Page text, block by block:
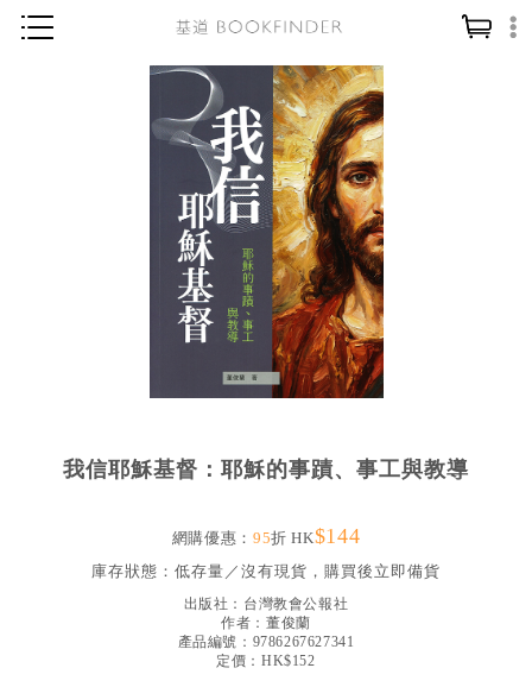
讀經／研經
靈修／禱告
社會／倫理
我信耶穌基督：耶穌的事蹟、事工與教導
網購優惠： 95折 HK$144
庫存狀態： 低存量／沒有現貨，購買後立即備貨
出版社： 台灣教會公報社
作者： 董俊蘭
產品編號：9786267627341
定價：HK$152